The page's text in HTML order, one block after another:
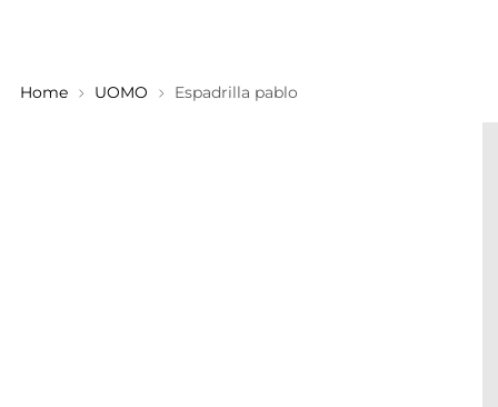
Home UOMO Espadrilla pablo